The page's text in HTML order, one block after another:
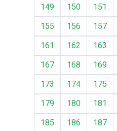
149
150 151
155
156 157
161
162 163
167
168 169
173
174 175
179
180 181
185
186 187